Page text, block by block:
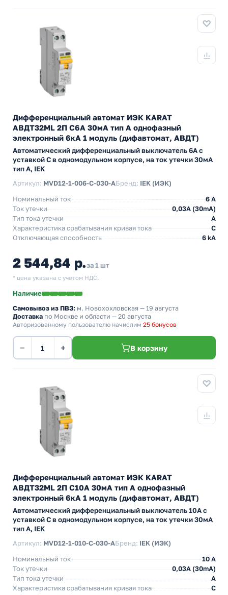
Дифференциальный автомат ИЭК KARAT
АВДТ32МL 2П С6А 30мА тип А однофазный
электронный 6кА 1 модуль (дифавтомат, АВДТ)
Автоматический дифференциальный выключатель 6А с
уставкой C в одномодульном корпусе, на ток утечки 30мА
тип А, IEK
Артикул: MVD12-1-006-C-030-AБренд: IEK (ИЭК)
Номинальный ток
6 А
Ток утечки
0,03A (30mA)
Тип тока утечки
A
Характеристика срабатывания кривая тока
C
Отключающая способность
6 kA
2 544,84 р.за 1 шт
* цена указана с учетом НДС.
Наличие
Самовывоз из ПВЗ: м. Новохохловская — 19 августа
Доставка по Москве и области — 20 августа
Авторизованному пользователю начислим 25 бонусов
− + В корзину
Дифференциальный автомат ИЭК KARAT
АВДТ32МL 2П С10А 30мА тип А однофазный
электронный 6кА 1 модуль (дифавтомат, АВДТ)
Автоматический дифференциальный выключатель 10А с
уставкой C в одномодульном корпусе, на ток утечки 30мА
тип А, IEK
Артикул: MVD12-1-010-C-030-AБренд: IEK (ИЭК)
Номинальный ток
10 А
Ток утечки
0,03A (30mA)
Тип тока утечки
A
Характеристика срабатывания кривая тока
C